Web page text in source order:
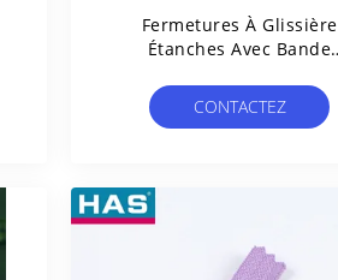
Fermetures À Glissière
Étanches Avec Bande
Pour Vêtements De Veste
Extérieure
CONTACTEZ